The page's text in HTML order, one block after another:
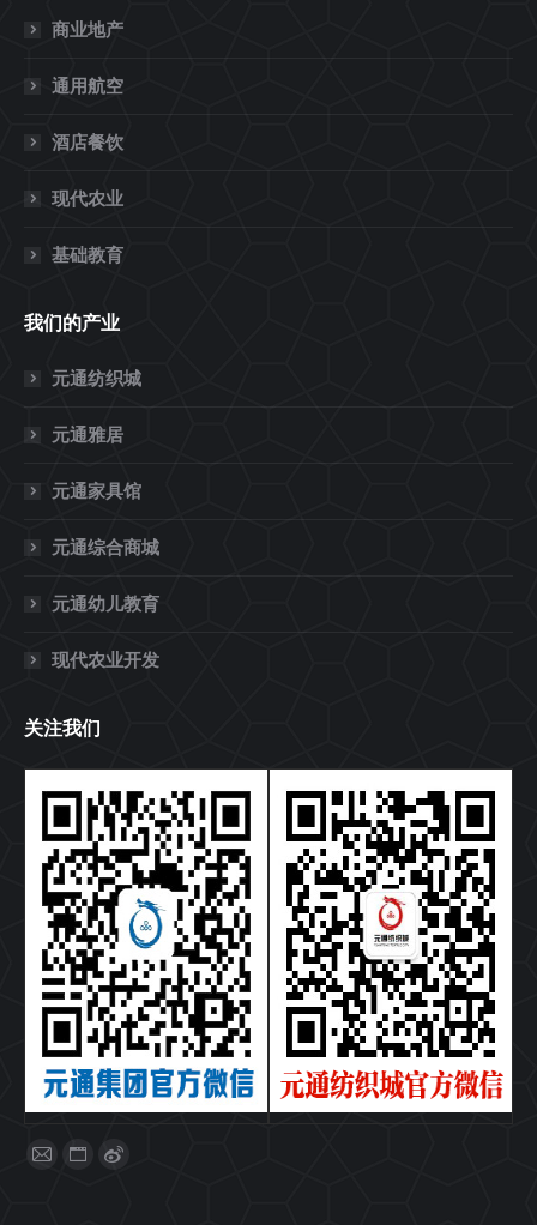
商业地产
通用航空
酒店餐饮
现代农业
基础教育
我们的产业
元通纺织城
元通雅居
元通家具馆
元通综合商城
元通幼儿教育
现代农业开发
关注我们
找到我们：
Mail
WebsiteWeibo